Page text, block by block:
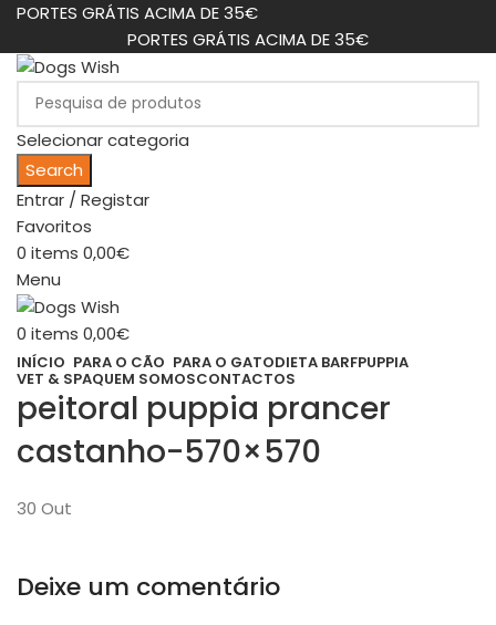
PORTES GRÁTIS ACIMA DE 35€
PORTES GRÁTIS ACIMA DE 35€
Selecionar categoria
Search
Entrar / Registar
Favoritos
0 items 0,00€
Menu
0 items 0,00€
INÍCIO PARA O CÃO PARA O GATODIETA BARFPUPPIA
VET & SPAQUEM SOMOSCONTACTOS
peitoral puppia prancer
castanho-570×570
30 Out
Deixe um comentário